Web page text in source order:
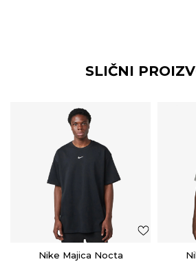
SLIČNI
Nike Majica Nocta